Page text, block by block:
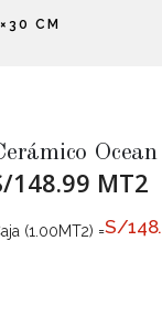
CM
148.99 MT2
(1.00MT2) =S/